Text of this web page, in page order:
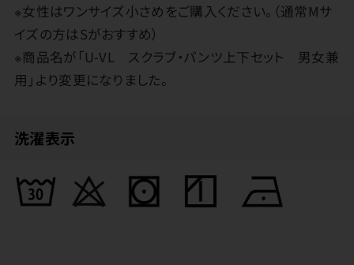
※女性はワンサイズ小さめをご購入ください。（通常Mサ
イズの方はSがおすすめ）
※商品名が「U-VL スクラブ・パンツ上下セット 男女兼
用」より変更になりました。
洗濯表示